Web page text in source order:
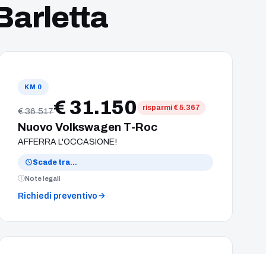
KM 0
€ 36.517€ 31.150 risparmi € 5.367
Nuovo Volkswagen T-Roc
AFFERRA L'OCCASIONE!
Scade tra…
Note legali
Richiedi preventivo